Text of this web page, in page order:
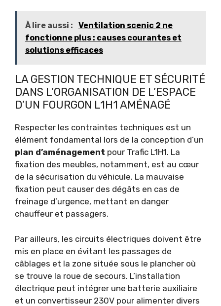
À lire aussi :
Ventilation scenic 2 ne
fonctionne plus : causes courantes et
solutions efficaces
LA GESTION TECHNIQUE ET SÉCURITÉ
DANS L’ORGANISATION DE L’ESPACE
D’UN FOURGON L1H1 AMÉNAGÉ
Respecter les contraintes techniques est un
élément fondamental lors de la conception d’un
plan d’aménagement pour Trafic L1H1. La
fixation des meubles, notamment, est au cœur
de la sécurisation du véhicule. La mauvaise
fixation peut causer des dégâts en cas de
freinage d’urgence, mettant en danger
chauffeur et passagers.
Par ailleurs, les circuits électriques doivent être
mis en place en évitant les passages de
câblages et la zone située sous le plancher où
se trouve la roue de secours. L’installation
électrique peut intégrer une batterie auxiliaire
et un convertisseur 230V pour alimenter divers